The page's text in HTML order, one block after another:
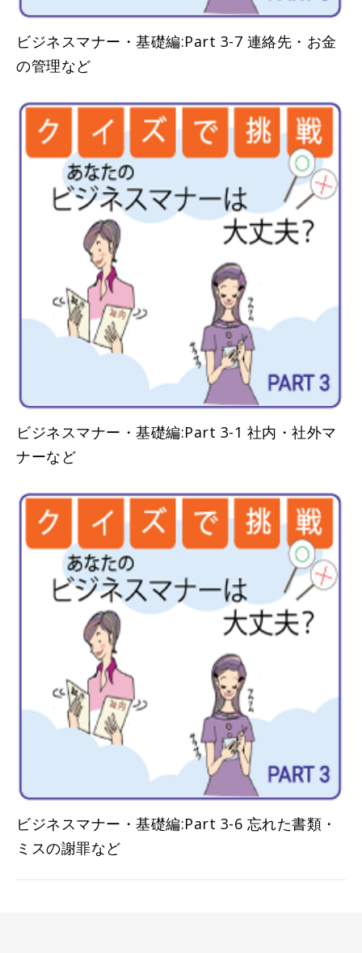
ビジネスマナー・基礎編:Part 3-7 連絡先・お金
の管理など
ビジネスマナー・基礎編:Part 3-1 社内・社外マ
ナーなど
ビジネスマナー・基礎編:Part 3-6 忘れた書類・
ミスの謝罪など